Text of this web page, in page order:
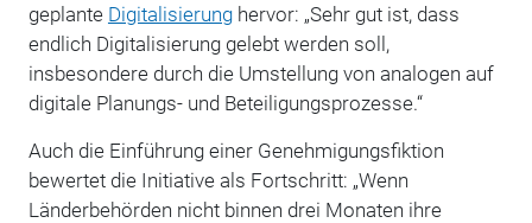
geplante Digitalisierunghervor: „Sehr gut ist, dass
endlich Digitalisierung gelebt werden soll,
insbesondere durch die Umstellung von analogen auf
digitale Planungs- und Beteiligungsprozesse.“
Auch die Einführung einer Genehmigungsfiktion
bewertet die Initiative als Fortschritt: „Wenn
Länderbehörden nicht binnen drei Monaten ihre